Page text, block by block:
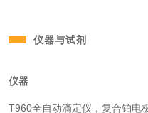
仪器与试剂
仪器
T960全自动滴定仪，复合铂电极